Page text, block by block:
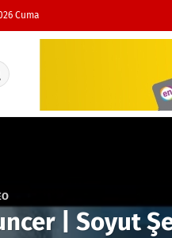
Cuma
| Soyut